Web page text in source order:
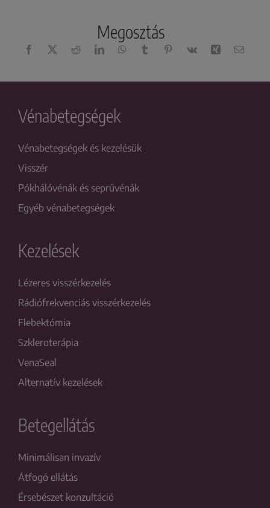
Megosztás
Vénabetegségek
Vénabetegségek és kezelésük
Visszér
Pókhálóvénák és seprűvénák
Egyéb vénabetegségek
Kezelések
Lézeres visszérkezelés
Rádiófrekvenciás visszérkezelés
Flebektómia
Szkleroterápia
VenaSeal
Alternatív kezelések
Betegellátás
Minimálisan invazív
Átfogó ellátás
Érsebészet konzultáció